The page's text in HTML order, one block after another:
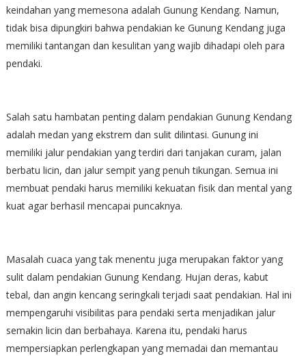
keindahan yang memesona adalah Gunung Kendang. Namun,
tidak bisa dipungkiri bahwa pendakian ke Gunung Kendang juga
memiliki tantangan dan kesulitan yang wajib dihadapi oleh para
pendaki.
Salah satu hambatan penting dalam pendakian Gunung Kendang
adalah medan yang ekstrem dan sulit dilintasi. Gunung ini
memiliki jalur pendakian yang terdiri dari tanjakan curam, jalan
berbatu licin, dan jalur sempit yang penuh tikungan. Semua ini
membuat pendaki harus memiliki kekuatan fisik dan mental yang
kuat agar berhasil mencapai puncaknya.
Masalah cuaca yang tak menentu juga merupakan faktor yang
sulit dalam pendakian Gunung Kendang. Hujan deras, kabut
tebal, dan angin kencang seringkali terjadi saat pendakian. Hal ini
mempengaruhi visibilitas para pendaki serta menjadikan jalur
semakin licin dan berbahaya. Karena itu, pendaki harus
mempersiapkan perlengkapan yang memadai dan memantau